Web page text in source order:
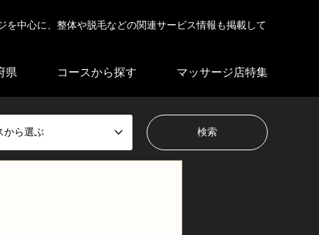
中心に、整体や脱毛などの関連サービス情報も掲載して
県 コースから探す マッサージ店特集
から選ぶ